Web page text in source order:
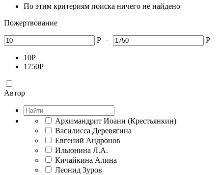
По этим критериям поиска ничего не найдено
Пожертвование
Р – Р
10Р
1750Р
Автор
Архимандрит Иоанн (Крестьянкин)
Василисса Деревягина
Евгений Андронов
Ильюнина Л.А.
Кичайкина Алина
Леонид Зуров